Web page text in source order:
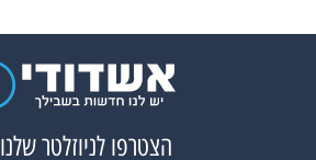
הצטרפו לניוזלטר שלנו